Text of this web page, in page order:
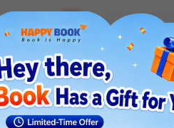
Hotel Visa Airport
Travel Trips Delay Máy Bay Là